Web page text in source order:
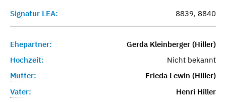
Signatur LEA:
8839, 8840
Ehepartner:
Gerda Kleinberger (Hiller)
Hochzeit:
Nicht bekannt
Mutter:
Frieda Lewin (Hiller)
Vater:
Henri Hiller